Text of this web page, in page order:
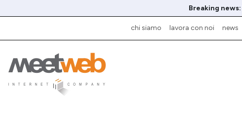
Breaking news:
chi siamo lavora con noi news